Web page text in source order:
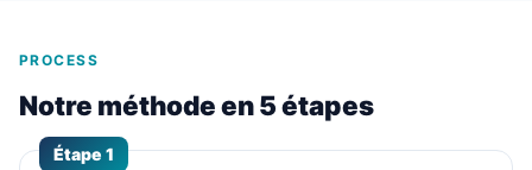
PROCESS
Notre méthode en 5 étapes
Étape 1